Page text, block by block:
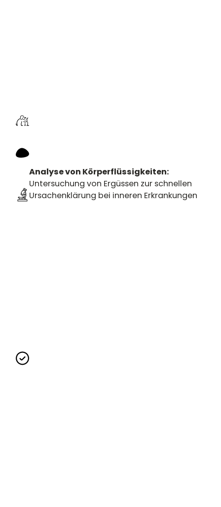
Analyse von Körperflüssigkeiten:
Untersuchung von Ergüssen zur schnellen
Ursachenklärung bei inneren Erkrankungen